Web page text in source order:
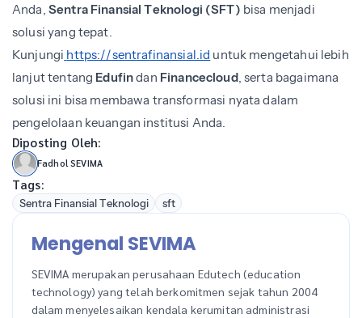
Anda, Sentra Finansial Teknologi (SFT) bisa menjadi
solusi yang tepat.
Kunjungi https://sentrafinansial.id untuk mengetahui lebih
lanjut tentang Edufindan Financecloud, serta bagaimana
solusi ini bisa membawa transformasi nyata dalam
pengelolaan keuangan institusi Anda.
Diposting Oleh:
Fadhol SEVIMA
Tags:
Sentra Finansial Teknologi sft
Mengenal SEVIMA
SEVIMA merupakan perusahaan Edutech (education
technology) yang telah berkomitmen sejak tahun 2004
dalam menyelesaikan kendala kerumitan administrasi